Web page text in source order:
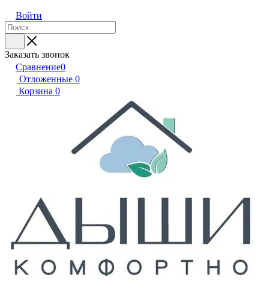
Войти
Заказать звонок
Сравнение0
Отложенные 0
Корзина 0